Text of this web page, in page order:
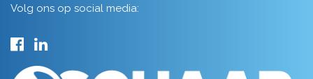
Volg ons op social media: